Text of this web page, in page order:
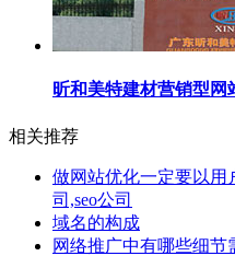
昕和美特建材营销型网
相关推荐
做网站优化一定要以用
司,seo公司
域名的构成
网络推广中有哪些细节